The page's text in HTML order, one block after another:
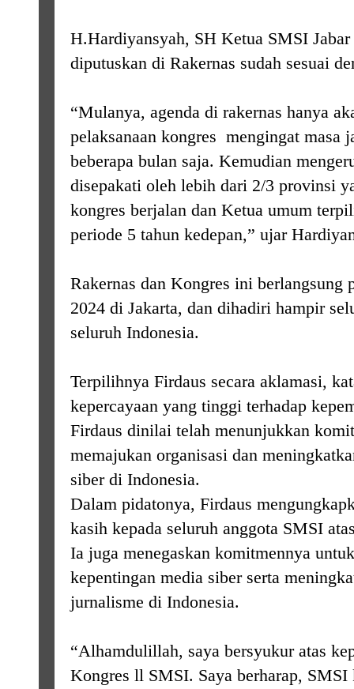
H.Hardiyansyah, SH Ketua SMSI
diputuskan di Rakernas sudah sesuai
“Mulanya, agenda di rakernas hanya
pelaksanaan kongres mengingat masa
beberapa bulan saja. Kemudian
disepakati oleh lebih dari 2/3 provinsi
kongres berjalan dan Ketua umum
periode 5 tahun kedepan,” ujar
Rakernas dan Kongres ini berlangsung
2024 di Jakarta, dan dihadiri hampir
seluruh Indonesia.
Terpilihnya Firdaus secara aklamasi,
kepercayaan yang tinggi terhadap
Firdaus dinilai telah menunjukkan
memajukan organisasi dan
siber di Indonesia.
Dalam pidatonya, Firdaus
kasih kepada seluruh anggota SMSI
Ia juga menegaskan komitmennya
kepentingan media siber serta
jurnalisme di Indonesia.
“Alhamdulillah, saya bersyukur atas
Kongres ll SMSI. Saya berharap, SMSI